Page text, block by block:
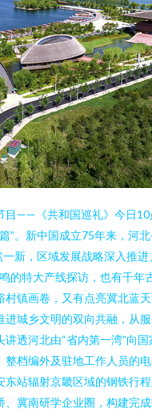
目——《共和国巡礼》今日10
”。新中国成立75年来，河
新，区域发展战略深入推进
的特大产线探访，也有千年
镇画卷，又有点亮冀北蓝
城乡文明的双向共融，从
透河北由“省内第一湾”向国
档编外及驻地工作人员的
站辐射京畿区域的钢铁行
冀南研学企业圈，构建完